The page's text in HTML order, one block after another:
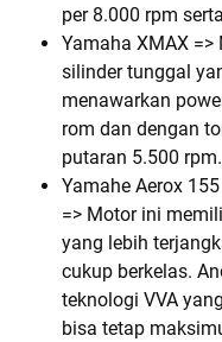
per 8.000 rpm
Yamaha XMAX
silinder tunggal
menawarkan
rom dan dengan
putaran 5.500 rpm.
Yamahe Aerox
=> Motor ini
yang lebih
cukup berkelas.
teknologi VVA
bisa tetap